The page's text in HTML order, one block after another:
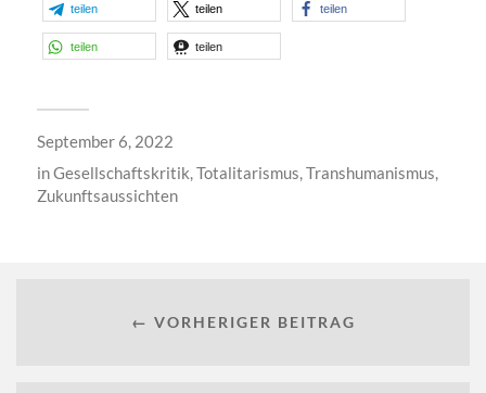
teilen teilen teilen
teilen teilen
September 6, 2022
inGesellschaftskritik,Totalitarismus,Transhumanismus,
Zukunftsaussichten
← VORHERIGER BEITRAG